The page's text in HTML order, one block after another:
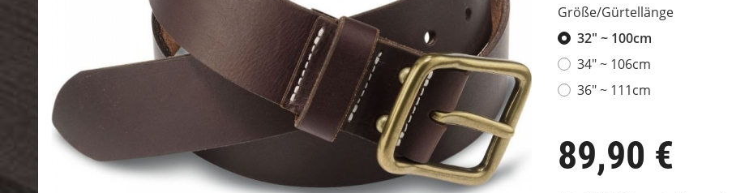
Größe/Gürtellänge
32" ~ 100cm
34" ~ 106cm
36" ~ 111cm
89,90 €